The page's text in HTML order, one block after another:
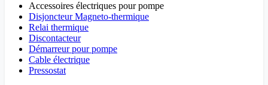
Accessoires électriques pour pompe
Disjoncteur Magneto-thermique
Relai thermique
Discontacteur
Démarreur pour pompe
Cable électrique
Pressostat